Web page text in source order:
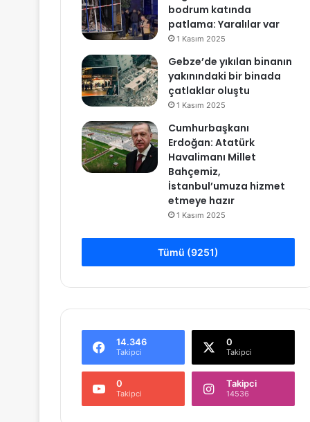
bodrum katında
patlama: Yaralılar var
1 Kasım 2025
Gebze’de yıkılan binanın
yakınındaki bir binada
çatlaklar oluştu
1 Kasım 2025
Cumhurbaşkanı
Erdoğan: Atatürk
Havalimanı Millet
Bahçemiz,
İstanbul’umuza hizmet
etmeye hazır
1 Kasım 2025
Tümü (9251)
14.346
Takipci
0
Takipci
0
Takipci
Takipci
14536